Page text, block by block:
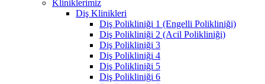
Kliniklerimiz
Diş Klinikleri
Diş Polikliniği 1 (Engelli Polikliniği)
Diş Polikliniği 2 (Acil Polikliniği)
Diş Polikliniği 3
Diş Polikliniği 4
Diş Polikliniği 5
Diş Polikliniği 6